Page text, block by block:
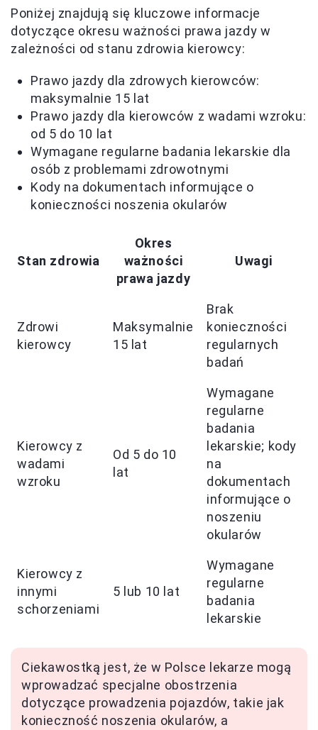
Poniżej znajdują się kluczowe informacje
dotyczące okresu ważności prawa jazdy w
zależności od stanu zdrowia kierowcy:
Prawo jazdy dla zdrowych kierowców:
maksymalnie 15 lat
Prawo jazdy dla kierowców z wadami wzroku:
od 5 do 10 lat
Wymagane regularne badania lekarskie dla
osób z problemami zdrowotnymi
Kody na dokumentach informujące o
konieczności noszenia okularów
Stan zdrowia
Okres
ważności
prawa jazdy
Uwagi
Zdrowi
kierowcy
Maksymalnie
15 lat
Brak
konieczności
regularnych
badań
Kierowcy z
wadami
wzroku
Od 5 do 10
lat
Wymagane
regularne
badania
lekarskie; kody
na
dokumentach
informujące o
noszeniu
okularów
Kierowcy z
innymi
schorzeniami
5 lub 10 lat
Wymagane
regularne
badania
lekarskie
Ciekawostką jest, że w Polsce lekarze mogą
wprowadzać specjalne obostrzenia
dotyczące prowadzenia pojazdów, takie jak
konieczność noszenia okularów, a